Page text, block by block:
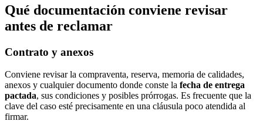
Qué documentación conviene revisar
antes de reclamar
Contrato y anexos
Conviene revisar la compraventa, reserva, memoria de calidades,
anexos y cualquier documento donde conste la fecha de entrega
pactada, sus condiciones y posibles prórrogas. Es frecuente que la
clave del caso esté precisamente en una cláusula poco atendida al
firmar.